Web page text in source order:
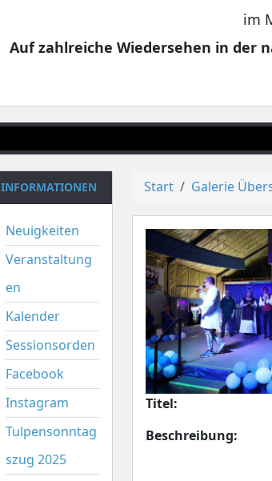
im
Auf zahlreiche Wiedersehen in der
INFORMATIONEN
Neuigkeiten
Veranstaltung
en
Kalender
Sessionsorden
Facebook
Instagram
Tulpensonntag
szug 2025
Start Galerie
Titel:
Beschreibung: